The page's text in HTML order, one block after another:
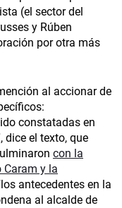
(el sector del
y Rúben
por otra más
al accionar de
constatadas en
dice el texto, que
con la
y la
antecedentes en la
al alcalde de